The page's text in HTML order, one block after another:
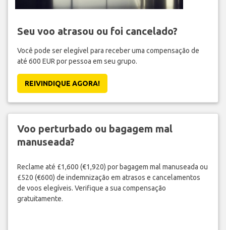
Seu voo atrasou ou foi cancelado?
Você pode ser elegível para receber uma compensação de
até 600 EUR por pessoa em seu grupo.
REIVINDIQUE AGORA!
Voo perturbado ou bagagem mal
manuseada?
Reclame até £1,600 (€1,920) por bagagem mal manuseada ou
£520 (€600) de indemnização em atrasos e cancelamentos
de voos elegíveis. Verifique a sua compensação
gratuitamente.